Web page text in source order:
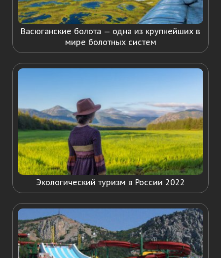
Васюганские болота — одна из крупнейших в
мире болотных систем
Экологический туризм в России 2022